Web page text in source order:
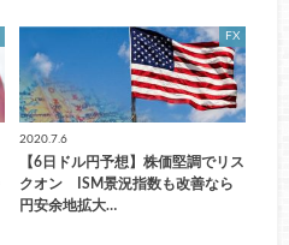
FX
2020.7.6
【6日ドル円予想】株価堅調でリス
クオン ISM景況指数も改善なら
円安余地拡大…